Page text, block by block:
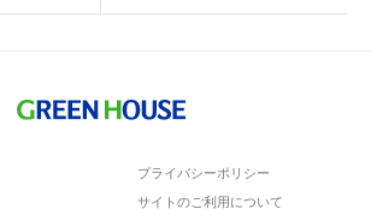
プライバシーポリシー
サイトのご利用について